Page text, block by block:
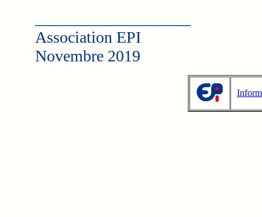
Association EPI
Novembre 2019